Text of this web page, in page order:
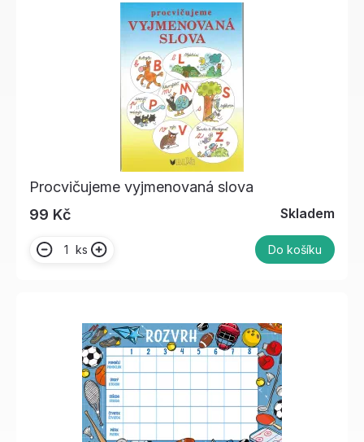
Procvičujeme vyjmenovaná slova
99 Kč
Skladem
ks Do košíku